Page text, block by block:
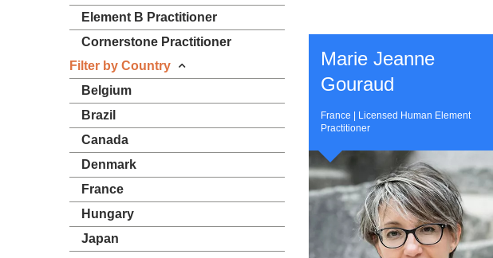
Marie Jeanne
Gouraud
France | Licensed Human Element
Practitioner
Element B Practitioner
Cornerstone Practitioner
Filter by Country
Belgium
Brazil
Canada
Denmark
France
Hungary
Japan